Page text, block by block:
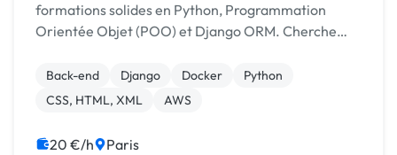
formations solides en Python, Programmation
Orientée Objet (POO) et Django ORM. Cherche
J’apprécie résoudre des problèmes complexes
grâce à des solutions de...
Back-end Django Docker
Python
CSS, HTML, XML
AWS
20 €/h Paris